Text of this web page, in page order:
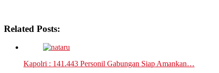
Related Posts:
Kapolri : 141.443 Personil Gabungan Siap Amankan…